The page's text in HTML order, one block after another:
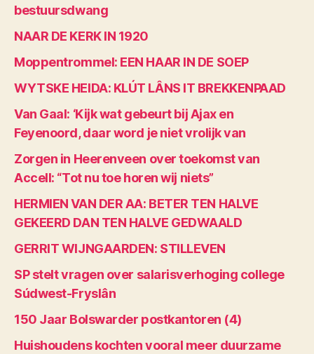
bestuursdwang
NAAR DE KERK IN 1920
Moppentrommel: EEN HAAR IN DE SOEP
WYTSKE HEIDA: KLÚT LÂNS IT BREKKENPAAD
Van Gaal: ‘Kijk wat gebeurt bij Ajax en
Feyenoord, daar word je niet vrolijk van
Zorgen in Heerenveen over toekomst van
Accell: “Tot nu toe horen wij niets”
HERMIEN VAN DER AA: BETER TEN HALVE
GEKEERD DAN TEN HALVE GEDWAALD
GERRIT WIJNGAARDEN: STILLEVEN
SP stelt vragen over salarisverhoging college
Súdwest-Fryslân
150 Jaar Bolswarder postkantoren (4)
Huishoudens kochten vooral meer duurzame